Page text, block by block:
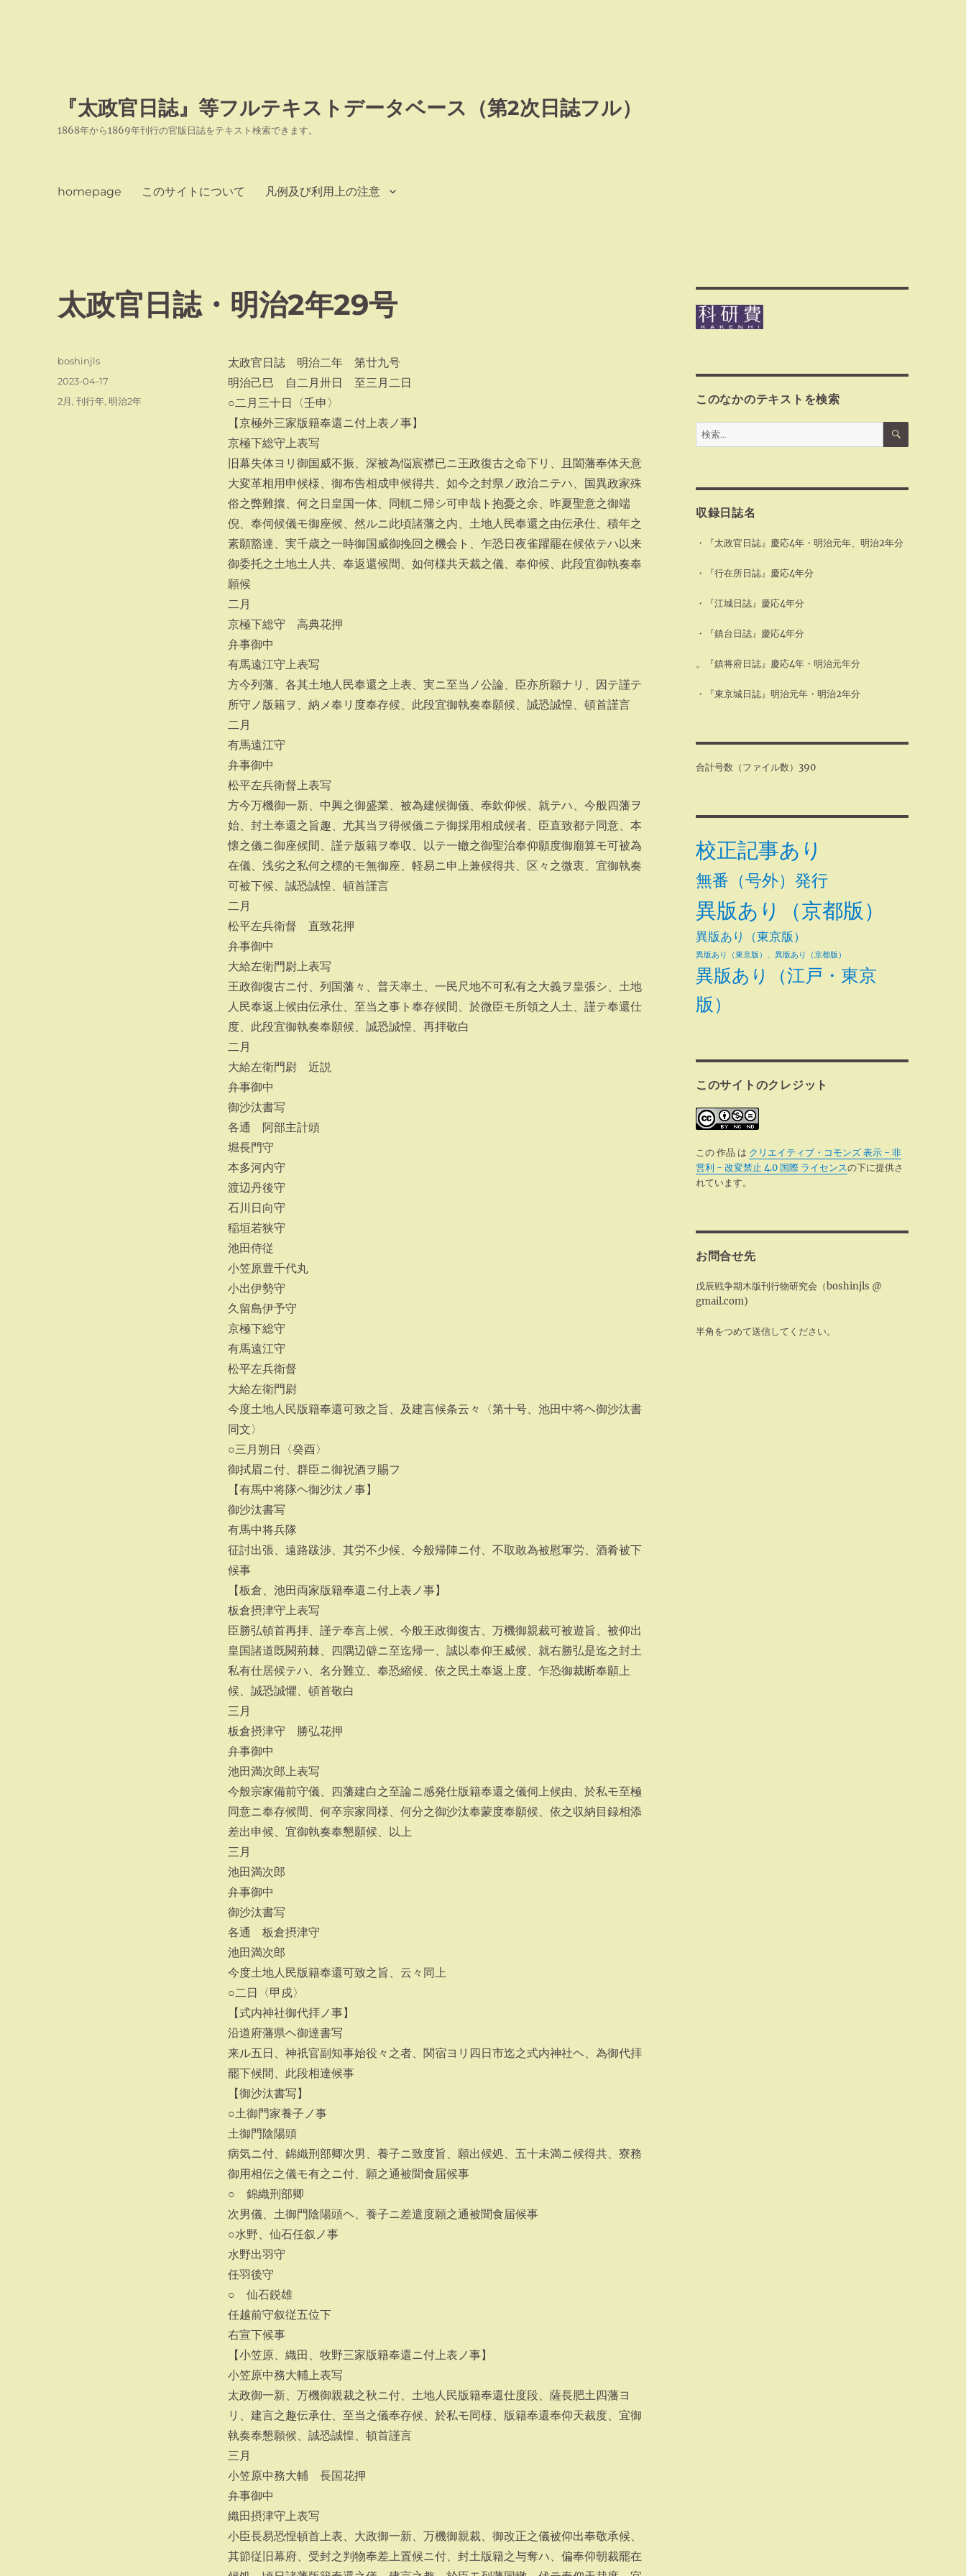
『太政官日誌』等フルテキストデータベース（第2次日誌フル）
1868年から1869年刊行の官版日誌をテキスト検索できます。
homepage このサイトについて 凡例及び利用上の注意
太政官日誌・明治2年29号
太政官日誌 明治二年 第廿九号
明治己巳 自二月卅日 至三月二日
○二月三十日〈壬申〉
【京極外三家版籍奉還ニ付上表ノ事】
京極下総守上表写
旧幕失体ヨリ御国威不振、深被為悩宸襟已ニ王政復古之命下リ、且闔藩奉体天意
大変革相用申候様、御布告相成申候得共、如今之封県ノ政治ニテハ、国異政家殊
俗之弊難攘、何之日皇国一体、同軏ニ帰シ可申哉ト抱憂之余、昨夏聖意之御端
倪、奉伺候儀モ御座候、然ルニ此頃諸藩之内、土地人民奉還之由伝承仕、積年之
素願豁達、実千歳之一時御国威御挽回之機会ト、乍恐日夜雀躍罷在候依テハ以来
御委托之土地土人共、奉返還候間、如何様共天裁之儀、奉仰候、此段宜御執奏奉
願候
二月
京極下総守 高典花押
弁事御中
有馬遠江守上表写
方今列藩、各其土地人民奉還之上表、実ニ至当ノ公論、臣亦所願ナリ、因テ謹テ
所守ノ版籍ヲ、納メ奉リ度奉存候、此段宜御執奏奉願候、誠恐誠惶、頓首謹言
二月
有馬遠江守
弁事御中
松平左兵衛督上表写
方今万機御一新、中興之御盛業、被為建候御儀、奉欽仰候、就テハ、今般四藩ヲ
始、封土奉還之旨趣、尤其当ヲ得候儀ニテ御採用相成候者、臣直致都テ同意、本
懐之儀ニ御座候間、謹テ版籍ヲ奉収、以テ一轍之御聖治奉仰願度御廟算モ可被為
在儀、浅劣之私何之標的モ無御座、軽易ニ申上兼候得共、区々之微衷、宜御執奏
可被下候、誠恐誠惶、頓首謹言
二月
松平左兵衛督 直致花押
弁事御中
大給左衛門尉上表写
王政御復古ニ付、列国藩々、普天率土、一民尺地不可私有之大義ヲ皇張シ、土地
人民奉返上候由伝承仕、至当之事ト奉存候間、於微臣モ所領之人土、謹テ奉還仕
度、此段宜御執奏奉願候、誠恐誠惶、再拝敬白
二月
大給左衛門尉 近説
弁事御中
御沙汰書写
各通 阿部主計頭
堀長門守
本多河内守
渡辺丹後守
石川日向守
稲垣若狭守
池田侍従
小笠原豊千代丸
小出伊勢守
久留島伊予守
京極下総守
有馬遠江守
松平左兵衛督
大給左衛門尉
今度土地人民版籍奉還可致之旨、及建言候条云々〈第十号、池田中将ヘ御沙汰書
同文〉
○三月朔日〈癸酉〉
御拭眉ニ付、群臣ニ御祝酒ヲ賜フ
【有馬中将隊ヘ御沙汰ノ事】
御沙汰書写
有馬中将兵隊
征討出張、遠路跋渉、其労不少候、今般帰陣ニ付、不取敢為被慰軍労、酒肴被下
候事
【板倉、池田両家版籍奉還ニ付上表ノ事】
板倉摂津守上表写
臣勝弘頓首再拝、謹テ奉言上候、今般王政御復古、万機御親裁可被遊旨、被仰出
皇国諸道既闕荊棘、四隅辺僻ニ至迄帰一、誠以奉仰王威候、就右勝弘是迄之封土
私有仕居候テハ、名分難立、奉恐縮候、依之民土奉返上度、乍恐御裁断奉願上
候、誠恐誠懼、頓首敬白
三月
板倉摂津守 勝弘花押
弁事御中
池田満次郎上表写
今般宗家備前守儀、四藩建白之至論ニ感発仕版籍奉還之儀伺上候由、於私モ至極
同意ニ奉存候間、何卒宗家同様、何分之御沙汰奉蒙度奉願候、依之収納目録相添
差出申候、宜御執奏奉懇願候、以上
三月
池田満次郎
弁事御中
御沙汰書写
各通 板倉摂津守
池田満次郎
今度土地人民版籍奉還可致之旨、云々同上
○二日〈甲戍〉
【式内神社御代拝ノ事】
沿道府藩県ヘ御達書写
来ル五日、神祇官副知事始役々之者、関宿ヨリ四日市迄之式内神社ヘ、為御代拝
罷下候間、此段相達候事
【御沙汰書写】
○土御門家養子ノ事
土御門陰陽頭
病気ニ付、錦織刑部卿次男、養子ニ致度旨、願出候処、五十未満ニ候得共、寮務
御用相伝之儀モ有之ニ付、願之通被聞食届候事
○ 錦織刑部卿
次男儀、土御門陰陽頭ヘ、養子ニ差遣度願之通被聞食届候事
○水野、仙石任叙ノ事
水野出羽守
任羽後守
○ 仙石鋭雄
任越前守叙従五位下
右宣下候事
【小笠原、織田、牧野三家版籍奉還ニ付上表ノ事】
小笠原中務大輔上表写
太政御一新、万機御親裁之秋ニ付、土地人民版籍奉還仕度段、薩長肥土四藩ヨ
リ、建言之趣伝承仕、至当之儀奉存候、於私モ同様、版籍奉還奉仰天裁度、宜御
執奏奉懇願候、誠恐誠惶、頓首謹言
三月
小笠原中務大輔 長国花押
弁事御中
織田摂津守上表写
小臣長易恐惶頓首上表、大政御一新、万機御親裁、御改正之儀被仰出奉敬承候、
其節従旧幕府、受封之判物奉差上置候ニ付、封土版籍之与奪ハ、偏奉仰朝裁罷在
投
boshinjls
投
稿
2023-04-17
カ
2月 ,刊行年, 明治2年 このなかのテキストを検索
検
索:
検
収録日誌名
・『太政官日誌』慶応4年・明治元年、明治2年分
・『行在所日誌』慶応4年分
・『江城日誌』慶応4年分
・『鎮台日誌』慶応4年分
。『鎮将府日誌』慶応4年・明治元年分
・『東京城日誌』明治元年・明治2年分
合計号数（ファイル数）390
校正記事あり
無番（号外）発行
異版あり（京都版）
異版あり（東京版）
異版あり（東京版）、異版あり（京都版）
異版あり（江戸・東京
版）
このサイトのクレジット
この 作品 は クリエイティブ・コモンズ 表示 - 非
営利 - 改変禁止 4.0 国際 ライセンスの下に提供さ
れています。
お問合せ先
戊辰戦争期木版刊行物研究会（boshinjls @
gmail.com)
半角をつめて送信してください。